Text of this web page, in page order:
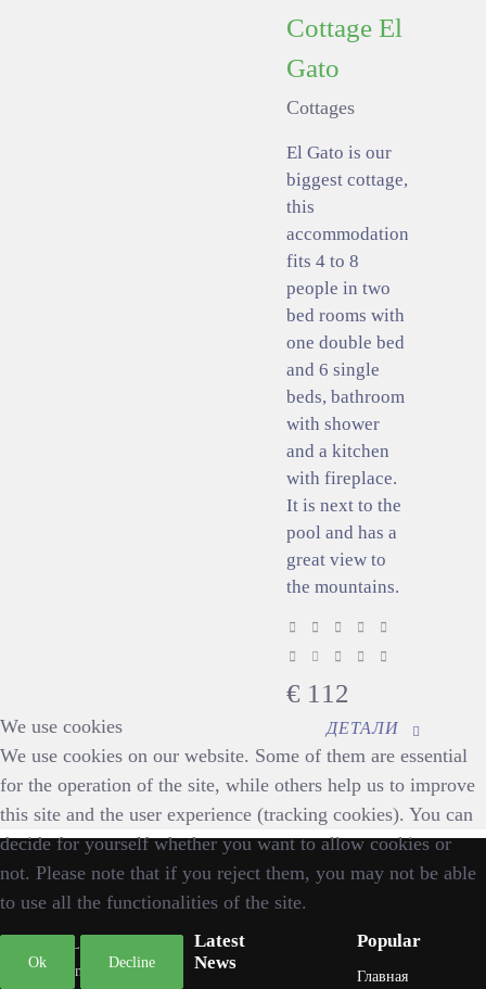
Cottage El
Gato
Cottages
El Gato is our
biggest cottage,
this
accommodation
fits 4 to 8
people in two
bed rooms with
one double bed
and 6 single
beds, bathroom
with shower
and a kitchen
with fireplace.
It is next to the
pool and has a
great view to
the mountains.
€ 112
ДЕТАЛИ
Finca La
Campana El
Latest
News
Popular
Главная
We use cookies
We use cookies on our website. Some of them are essential
for the operation of the site, while others help us to improve
this site and the user experience (tracking cookies). You can
decide for yourself whether you want to allow cookies or
not. Please note that if you reject them, you may not be able
to use all the functionalities of the site.
Ok Decline